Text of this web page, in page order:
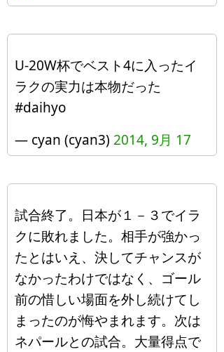
U-20W杯でベスト4に入ったイ
ラクの実力は本物だった
#daihyo
— cyan (cyan3) 2014, 9月 17
試合終了。日本が１－３でイラ
クに敗れました。相手が強かっ
たとはいえ、決してチャンスが
なかったわけではなく、ゴール
前の惜しい場面を外し続けてし
まったのが悔やまれます。次は
ネパールとの試合。大量得点で